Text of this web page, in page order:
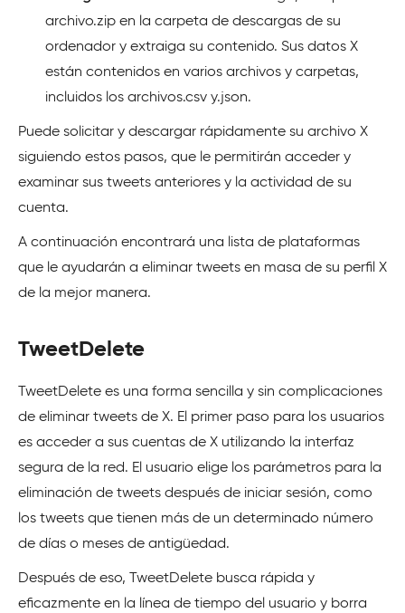
archivo.zip en la carpeta de descargas de su
ordenador y extraiga su contenido. Sus datos X
están contenidos en varios archivos y carpetas,
incluidos los archivos.csv y.json.
Puede solicitar y descargar rápidamente su archivo X
siguiendo estos pasos, que le permitirán acceder y
examinar sus tweets anteriores y la actividad de su
cuenta.
A continuación encontrará una lista de plataformas
que le ayudarán a eliminar tweets en masa de su perfil X
de la mejor manera.
TweetDelete
TweetDelete es una forma sencilla y sin complicaciones
de eliminar tweets de X. El primer paso para los usuarios
es acceder a sus cuentas de X utilizando la interfaz
segura de la red. El usuario elige los parámetros para la
eliminación de tweets después de iniciar sesión, como
los tweets que tienen más de un determinado número
de días o meses de antigüedad.
Después de eso, TweetDelete busca rápida y
eficazmente en la línea de tiempo del usuario y borra